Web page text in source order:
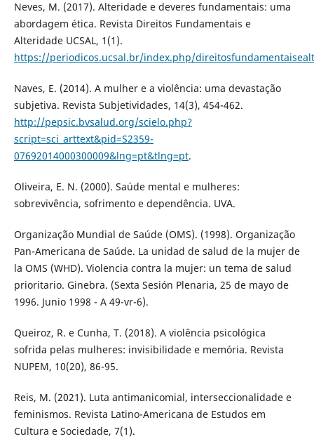
Neves, M. (2017). Alteridade e deveres fundamentais: uma
abordagem ética. Revista Direitos Fundamentais e
Alteridade UCSAL, 1(1).
https://periodicos.ucsal.br/index.php/
Naves, E. (2014). A mulher e a violência: uma devastação
subjetiva. Revista Subjetividades, 14(3), 454-462.
http://pepsic.bvsalud.org/scielo.php?
script=sci_arttext&pid=S2359-
07692014000300009&lng=pt&tlng=pt.
Oliveira, E. N. (2000). Saúde mental e mulheres:
sobrevivência, sofrimento e dependência. UVA.
Organização Mundial de Saúde (OMS). (1998). Organização
Pan-Americana de Saúde. La unidad de salud de la mujer de
la OMS (WHD). Violencia contra la mujer: un tema de salud
prioritario. Ginebra. (Sexta Sesión Plenaria, 25 de mayo de
1996. Junio 1998 - A 49-vr-6).
Queiroz, R. e Cunha, T. (2018). A violência psicológica
sofrida pelas mulheres: invisibilidade e memória. Revista
NUPEM, 10(20), 86-95.
Reis, M. (2021). Luta antimanicomial, interseccionalidade e
feminismos. Revista Latino-Americana de Estudos em
Cultura e Sociedade, 7(1).